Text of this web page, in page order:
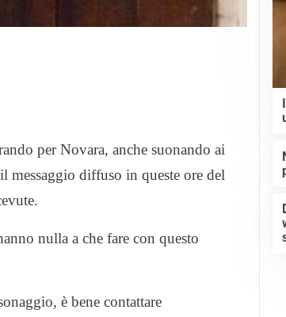
per Novara, anche suonando ai
diffuso in queste ore del
nulla a che fare con questo
è bene contattare